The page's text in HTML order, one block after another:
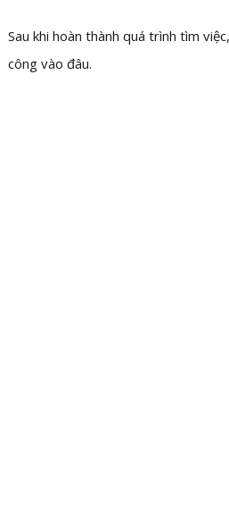
Sau khi hoàn thành quá trình tìm
công vào đâu.